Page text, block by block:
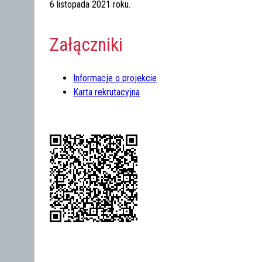
6 listopada 2021 roku.
Załączniki
Informacje o projekcie
Karta rekrutacyjna